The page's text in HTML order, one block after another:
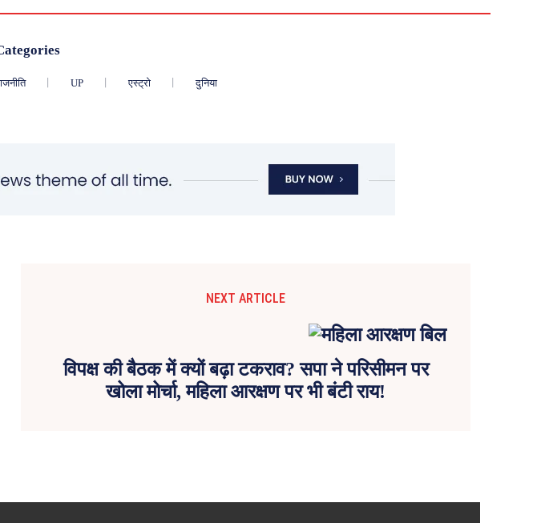
UP एस्ट्रो दुनिया
NEXT ARTICLE
विपक्ष की बैठक में क्यों बढ़ा टकराव? सपा ने परिसीमन पर
खोला मोर्चा, महिला आरक्षण पर भी बंटी राय!